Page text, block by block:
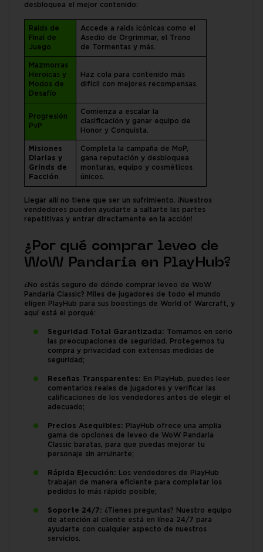
desbloquea el mejor contenido:
Raids de
Final de
Juego
Accede a raids icónicas como el
Asedio de Orgrimmar, el Trono
de Tormentas y más.
Mazmorras
Heroicas y
Modos de
Desafío
Haz cola para contenido más
difícil con mejores recompensas.
Progresión
PvP
Comienza a escalar la
clasificación y ganar equipo de
Honor y Conquista.
Misiones
Diarias y
Grinds de
Facción
Completa la campaña de MoP,
gana reputación y desbloquea
monturas, equipo y cosméticos
únicos.
Llegar allí no tiene que ser un sufrimiento. ¡Nuestros
vendedores pueden ayudarte a saltarte las partes
repetitivas y entrar directamente en la acción!
¿Por qué comprar leveo de
WoW Pandaria en PlayHub?
¿No estás seguro de dónde comprar leveo de WoW
Pandaria Classic? Miles de jugadores de todo el mundo
eligen PlayHub para sus boostings de World of Warcraft, y
aquí está el porqué:
Seguridad Total Garantizada: Tomamos en serio
las preocupaciones de seguridad. Protegemos tu
compra y privacidad con extensas medidas de
seguridad;
Reseñas Transparentes:
En PlayHub, puedes leer
comentarios reales de jugadores y verificar las
calificaciones de los vendedores antes de elegir el
adecuado;
Precios Asequibles:
PlayHub ofrece una amplia
gama de opciones de leveo de WoW Pandaria
Classic baratas, para que puedas mejorar tu
personaje sin arruinarte;
Rápida Ejecución:
Los vendedores de PlayHub
trabajan de manera eficiente para completar los
pedidos lo más rápido posible;
Soporte 24/7: ¿Tienes preguntas? Nuestro equipo
de atención al cliente está en línea 24/7 para
ayudarte con cualquier aspecto de nuestros
servicios.